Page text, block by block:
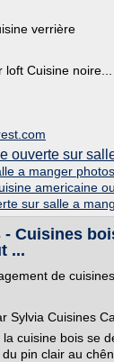
verrière
Cuisine noire...
ouverte sur
a manger photos
americaine
sur salle a
Cuisines
...
de
Sylvia Cuisines
cuisine bois se
pin clair au